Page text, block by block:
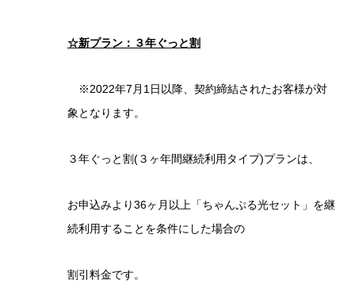
☆新プラン：３年ぐっと割
※2022年7月1日以降、契約締結されたお客様が対
象となります。
３年ぐっと割(３ヶ年間継続利用タイプ)プランは、
お申込みより36ヶ月以上「ちゃんぷる光セット」を継
続利用することを条件にした場合の
割引料金です。